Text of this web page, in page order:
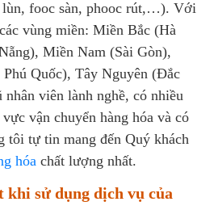
lùn, fooc sàn, phooc rút,…). Với
vùng miền: Miền Bắc (Hà
Miền Nam (Sài Gòn),
Quốc), Tây Nguyên (Đắc
viên lành nghề, có nhiều
vận chuyển hàng hóa và có
tôi tự tin mang đến Quý khách
hóa chất lượng nhất.
khi sử dụng dịch vụ của